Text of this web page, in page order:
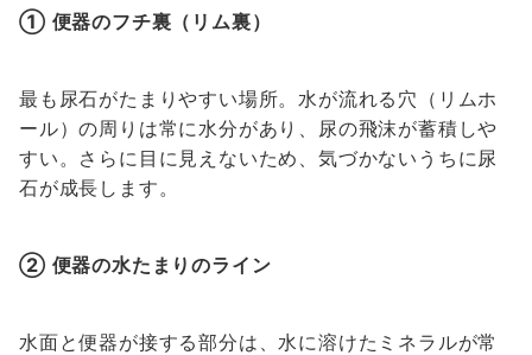
① 便器のフチ裏（リム裏）
最も尿石がたまりやすい場所。水が流れる穴（リムホ
ール）の周りは常に水分があり、尿の飛沫が蓄積しや
すい。さらに目に見えないため、気づかないうちに尿
石が成長します。
② 便器の水たまりのライン
水面と便器が接する部分は、水に溶けたミネラルが常